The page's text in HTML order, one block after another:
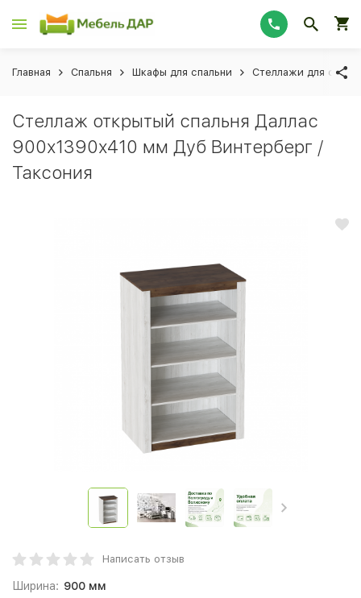
Главная Спальня Шкафы для спальни Стеллажи для
Стеллаж открытый спальня Даллас
900х1390х410 мм Дуб Винтерберг /
Таксония
Написать отзыв
Ширина: 900 мм